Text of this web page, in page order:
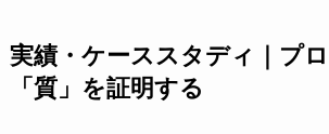
実績・ケーススタディ｜プ
「質」を証明する